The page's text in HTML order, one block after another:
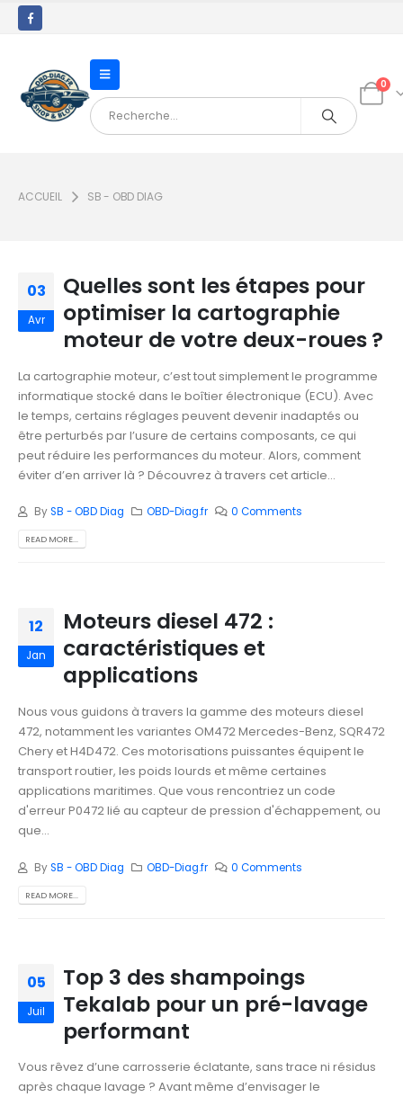
0
ACCUEIL SB - OBD DIAG
03
Avr
Quelles sont les étapes pour
optimiser la cartographie
moteur de votre deux-roues ?
La cartographie moteur, c’est tout simplement le programme
informatique stocké dans le boîtier électronique (ECU). Avec
le temps, certains réglages peuvent devenir inadaptés ou
être perturbés par l’usure de certains composants, ce qui
peut réduire les performances du moteur. Alors, comment
éviter d’en arriver là ? Découvrez à travers cet article...
BySB - OBD Diag OBD-Diag.fr 0 Comments
READ MORE...
12
Jan
Moteurs diesel 472 :
caractéristiques et
applications
Nous vous guidons à travers la gamme des moteurs diesel
472, notamment les variantes OM472 Mercedes-Benz, SQR472
Chery et H4D472. Ces motorisations puissantes équipent le
transport routier, les poids lourds et même certaines
applications maritimes. Que vous rencontriez un code
d'erreur P0472 lié au capteur de pression d'échappement, ou
que...
BySB - OBD Diag OBD-Diag.fr 0 Comments
READ MORE...
05
Juil
Top 3 des shampoings
Tekalab pour un pré-lavage
performant
Vous rêvez d’une carrosserie éclatante, sans trace ni résidus
après chaque lavage ? Avant même d’envisager le